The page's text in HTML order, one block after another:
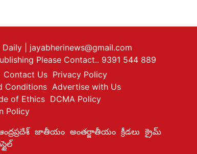
Daily
| jayabherinews@gmail.com
Please Contact.. 9391 544 889
Contact Us Privacy Policy
Conditions Advertise with Us
of Ethics DCMA Policy
Policy
జాతీయం అంతర్జాతీయం క్రీడలు క్రైమ్